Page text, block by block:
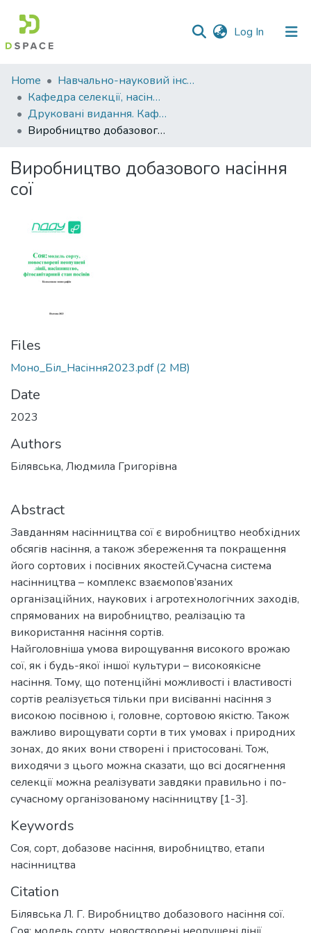
Log In (current)
Communities
&
Collections
All of DSpace
Statistics
Home
Навчально-науковий інститут агротехнологій, селекції та екології
Кафедра селекції, насінництва і генетики
Друковані видання. Кафедра селекції, насінництва і генетики
Виробництво добазового насіння сої
Виробництво добазового насіння
сої
Files
Моно_Біл_Насіння2023.pdf(2 MB)
Date
2023
Authors
Білявська, Людмила Григорівна
Abstract
Завданням насінництва сої є виробництво необхідних
обсягів насіння, а також збереження та покращення
його сортових і посівних якостей.Сучасна система
насінництва – комплекс взаємопов’язаних
організаційних, наукових і агротехнологічних заходів,
спрямованих на виробництво, реалізацію та
використання насіння сортів.
Найголовніша умова вирощування високого врожаю
сої, як і будь-якої іншої культури – високоякісне
насіння. Тому, що потенційні можливості і властивості
сортів реалізується тільки при висіванні насіння з
високою посівною і, головне, сортовою якістю. Також
важливо вирощувати сорти в тих умовах і природних
зонах, до яких вони створені і пристосовані. Тож,
виходячи з цього можна сказати, що всі досягнення
селекції можна реалізувати завдяки правильно і по-
сучасному організованому насінництву [1-3].
Keywords
Соя, сорт, добазове насіння, виробництво, етапи
насінництва
Citation
Білявська Л. Г. Виробництво добазового насіння сої.